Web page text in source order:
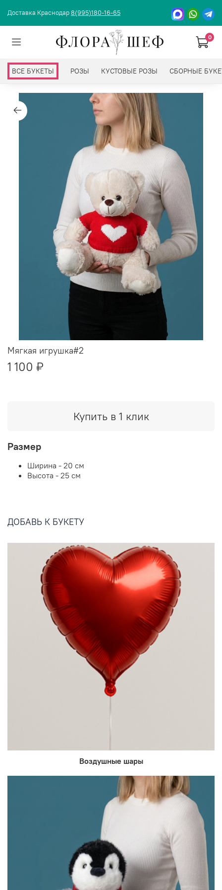
Доставка Краснодар8(995)180-16-65
0
ВСЕ БУКЕТЫ РОЗЫ КУСТОВЫЕ РОЗЫ СБОРНЫЕ
Мягкая игрушка#2
1 100 ₽
Купить в 1 клик
Размер
Ширина - 20 см
Высота - 25 см
ДОБАВЬ К БУКЕТУ
Воздушные шары